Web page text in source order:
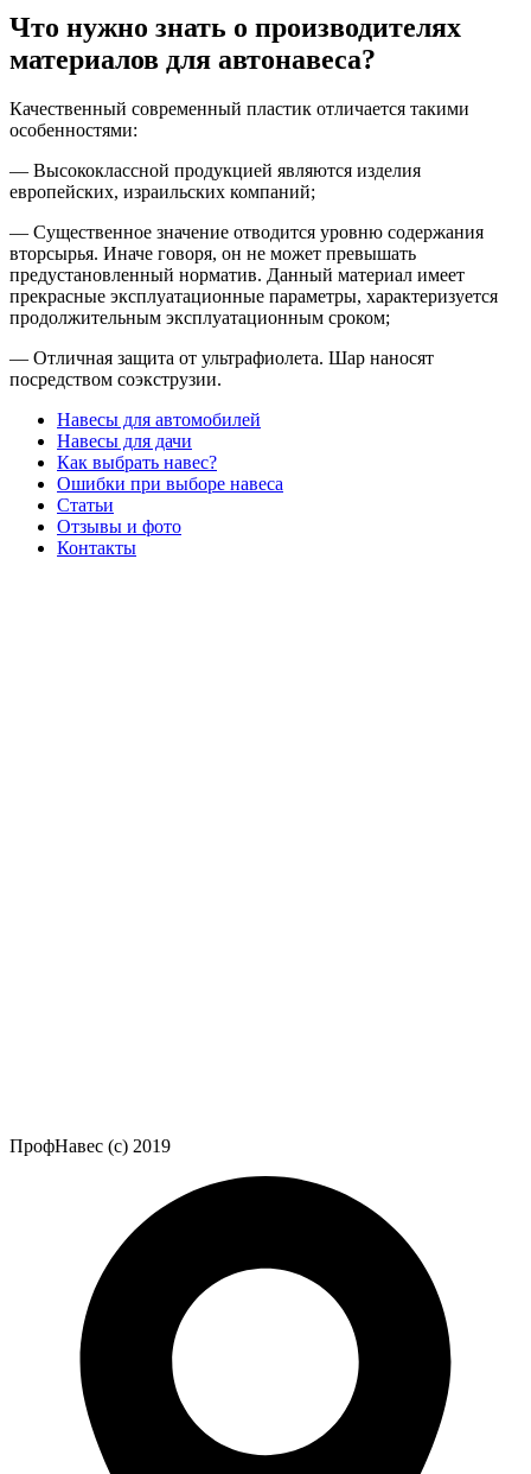
Что нужно знать о производителях
материалов для автонавеса?
Качественный современный пластик отличается такими
особенностями:
— Высококлассной продукцией являются изделия
европейских, израильских компаний;
— Существенное значение отводится уровню содержания
вторсырья. Иначе говоря, он не может превышать
предустановленный норматив. Данный материал имеет
прекрасные эксплуатационные параметры, характеризуется
продолжительным эксплуатационным сроком;
— Отличная защита от ультрафиолета. Шар наносят
посредством соэкструзии.
Навесы для автомобилей
Навесы для дачи
Как выбрать навес?
Ошибки при выборе навеса
Статьи
Отзывы и фото
Контакты
ПрофНавес (с) 2019